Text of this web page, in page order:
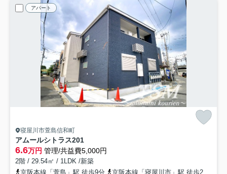
アパート
寝屋川市萱島信和町
アムールシトラス201
6.6万円 管理/共益費5,000円
2階 / 29.54㎡ / 1LDK /新築
京阪本線「萱島」駅 徒歩9分
京阪本線「寝屋川市」駅 徒歩22分